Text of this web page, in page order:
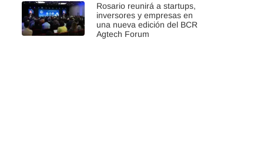
Rosario reunirá a startups,
inversores y empresas en
una nueva edición del BCR
Agtech Forum